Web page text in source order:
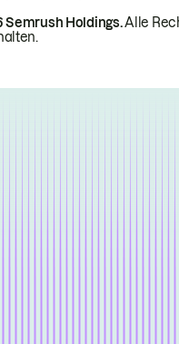
Semrush Holdings.Alle